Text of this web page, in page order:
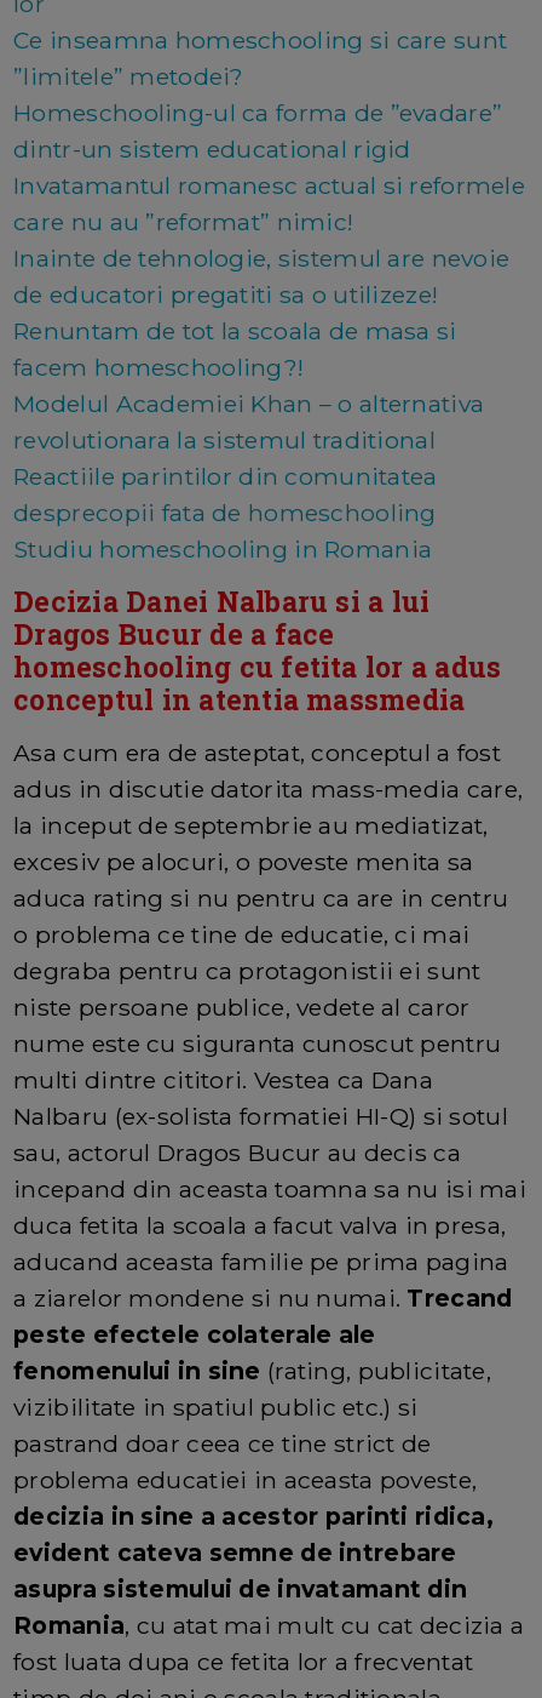
Ce inseamna homeschooling si care sunt
”limitele” metodei?
Homeschooling-ul ca forma de ”evadare”
dintr-un sistem educational rigid
Invatamantul romanesc actual si reformele
care nu au ”reformat” nimic!
Inainte de tehnologie, sistemul are nevoie
de educatori pregatiti sa o utilizeze!
Renuntam de tot la scoala de masa si
facem homeschooling?!
Modelul Academiei Khan – o alternativa
revolutionara la sistemul traditional
Reactiile parintilor din comunitatea
desprecopii fata de homeschooling
Studiu homeschooling in Romania
Decizia Danei Nalbaru si a lui
Dragos Bucur de a face
homeschooling cu fetita lor a adus
conceptul in atentia massmedia
Asa cum era de asteptat, conceptul a fost
adus in discutie datorita mass-media care,
la inceput de septembrie au mediatizat,
excesiv pe alocuri, o poveste menita sa
aduca rating si nu pentru ca are in centru
o problema ce tine de educatie, ci mai
degraba pentru ca protagonistii ei sunt
niste persoane publice, vedete al caror
nume este cu siguranta cunoscut pentru
multi dintre cititori. Vestea ca Dana
Nalbaru (ex-solista formatiei HI-Q) si sotul
sau, actorul Dragos Bucur au decis ca
incepand din aceasta toamna sa nu isi mai
duca fetita la scoala a facut valva in presa,
aducand aceasta familie pe prima pagina
a ziarelor mondene si nu numai. Trecand
peste efectele colaterale ale
fenomenului in sine (rating, publicitate,
vizibilitate in spatiul public etc.) si
pastrand doar ceea ce tine strict de
problema educatiei in aceasta poveste,
decizia in sine a acestor parinti ridica,
evident cateva semne de intrebare
asupra sistemului de invatamant din
Romania, cu atat mai mult cu cat decizia a
fost luata dupa ce fetita lor a frecventat